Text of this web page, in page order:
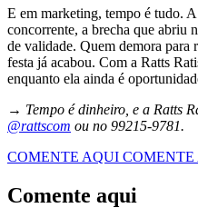
E em marketing, tempo é tudo.
concorrente, a brecha que abriu
de validade. Quem demora para
festa já acabou. Com a Ratts
enquanto ela ainda é
→ Tempo é dinheiro, e a Ratts
@rattscom ou no 99215-9781.
COMENTE AQUI
Comente aqui